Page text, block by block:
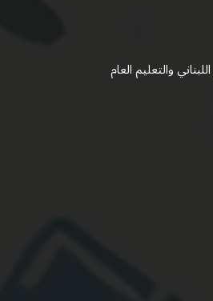
والتعليم العام